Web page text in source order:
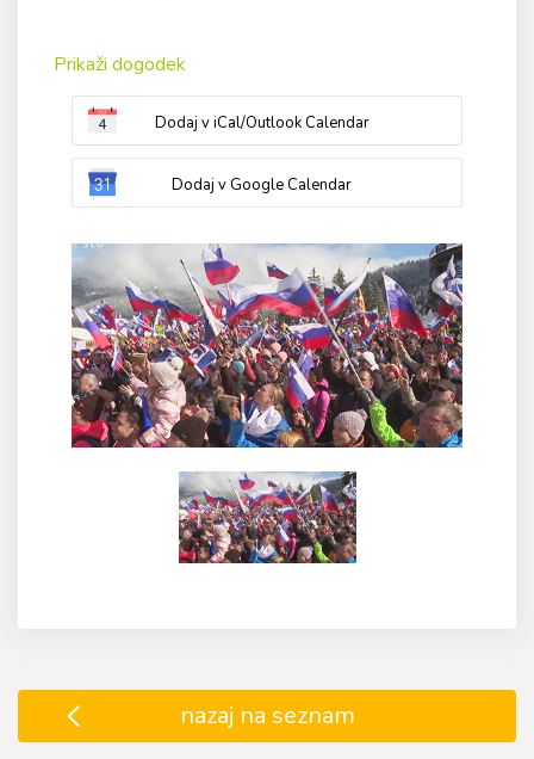
Prikaži dogodek
Dodaj v iCal/Outlook Calendar
Dodaj v Google Calendar
nazaj na seznam